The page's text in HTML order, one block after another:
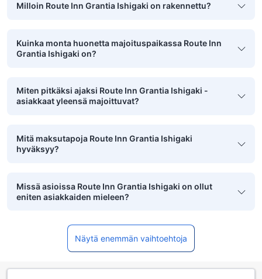
Milloin Route Inn Grantia Ishigaki on rakennettu?
Kuinka monta huonetta majoituspaikassa Route Inn
Grantia Ishigaki on?
Miten pitkäksi ajaksi Route Inn Grantia Ishigaki -
asiakkaat yleensä majoittuvat?
Mitä maksutapoja Route Inn Grantia Ishigaki
hyväksyy?
Missä asioissa Route Inn Grantia Ishigaki on ollut
eniten asiakkaiden mieleen?
Näytä enemmän vaihtoehtoja